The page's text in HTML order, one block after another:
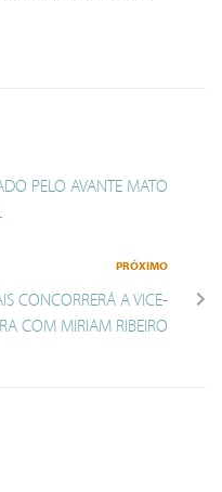
PELO AVANTE MATO
PRÓXIMO
CONCORRERÁ A VICE-
COM MIRIAM RIBEIRO